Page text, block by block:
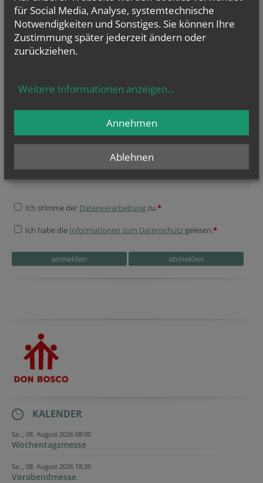
Bei Fragen/Wünschen/
Anregungen schreiben
presse@pfarrestadlau.at
NEWSLETTER
Geben Sie bitte Ihre E-Mail Adresse ein
Ich stimme der Datenverarbeitungzu.*
Ich habe die Informationen zum Datenschutz gelesen.*
KALENDER
Sa.., 08. August 2026 08:00
Wochentagsmesse
Sa.., 08. August 2026 18:30
Vorabendmesse
für Social Media, Analyse, systemtechnische
Notwendigkeiten und Sonstiges. Sie können Ihre
Zustimmung später jederzeit ändern oder
zurückziehen.
Weitere Informationen anzeigen...
Ablehnen
Annehmen